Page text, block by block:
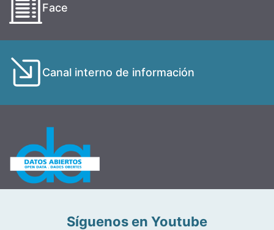
Face
Canal interno de información
Síguenos en Youtube